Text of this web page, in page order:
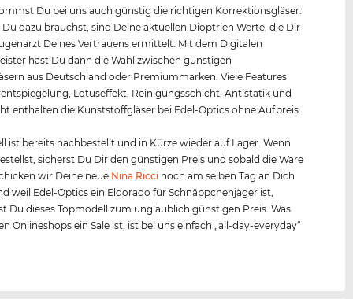
Du bei uns auch günstig die richtigen Korrektionsgläser.
Du dazu brauchst, sind Deine aktuellen Dioptrien Werte, die Dir
Deines Vertrauens ermittelt. Mit dem Digitalen
hast Du dann die Wahl zwischen günstigen
aus Deutschland oder Premiummarken. Viele Features
Lotuseffekt, Reinigungsschicht, Antistatik und
enthalten die Kunststoffgläser bei Edel-Optics ohne Aufpreis.
ist bereits nachbestellt und in Kürze wieder auf Lager. Wenn
sicherst Du Dir den günstigen Preis und sobald die Ware
wir Deine neue Nina Ricci noch am selben Tag an Dich
weil Edel-Optics ein Eldorado für Schnäppchenjäger ist,
Du dieses Topmodell zum unglaublich günstigen Preis. Was
Onlineshops ein Sale ist, ist bei uns einfach „all-day-everyday“